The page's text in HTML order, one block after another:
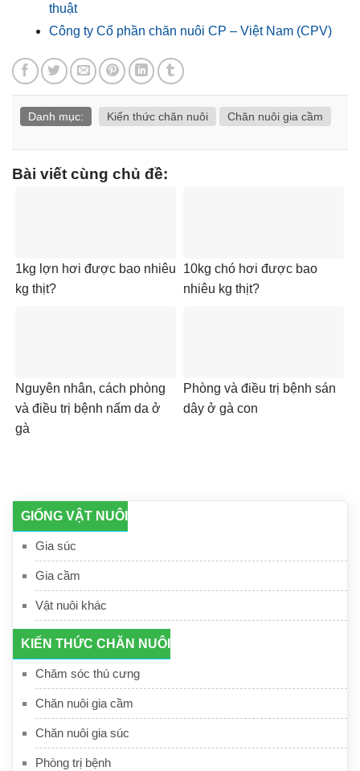
GIỐNG VẬT NUÔI
Gia súc
Gia cầm
Vật nuôi khác
KIẾN THỨC CHĂN NUÔI
Chăm sóc thú cưng
Chăn nuôi gia cầm
Chăn nuôi gia súc
Phòng trị bệnh
thuật
Công ty Cổ phần chăn nuôi CP – Việt Nam (CPV)
Danh mục: Kiến thức chăn nuôi Chăn nuôi gia cầm
Bài viết cùng chủ đề:
1kg lợn hơi được bao nhiêu
kg thịt?
10kg chó hơi được bao
nhiêu kg thịt?
Nguyên nhân, cách phòng
và điều trị bệnh nấm da ở
gà
Phòng và điều trị bệnh sán
dây ở gà con